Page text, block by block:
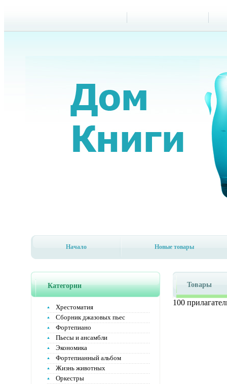
Начало Новые товары
Категории
Хрестоматия
Сборник джазовых пьес
Фортепиано
Пьесы и ансамбли
Экономика
Фортепианный альбом
Жизнь животных
Оркестры
Товары
100